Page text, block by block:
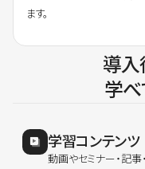
ます。
導入
学べ
学習コンテンツ
動画やセミナー・記事